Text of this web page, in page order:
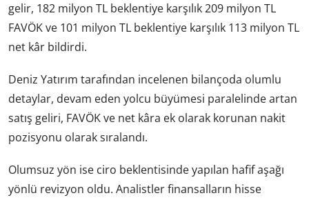
gelir, 182 milyon TL beklentiye karşılık 209 milyon TL
FAVÖK ve 101 milyon TL beklentiye karşılık 113 milyon TL
net kâr bildirdi.
Deniz Yatırım tarafından incelenen bilançoda olumlu
detaylar, devam eden yolcu büyümesi paralelinde artan
satış geliri, FAVÖK ve net kâra ek olarak korunan nakit
pozisyonu olarak sıralandı.
Olumsuz yön ise ciro beklentisinde yapılan hafif aşağı
yönlü revizyon oldu. Analistler finansalların hisse